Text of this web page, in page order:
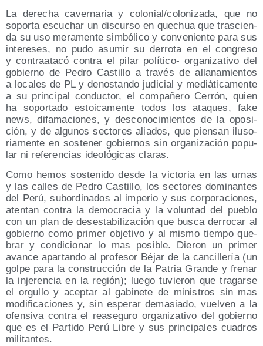
La dere­cha caver­na­ria y colonial/​colonizada, que no
sopor­ta escu­char un dis­cur­so en que­chua que tras­cien­
da su uso mera­men­te sim­bó­li­co y con­ve­nien­te para sus
intere­ses, no pudo asu­mir su derro­ta en el con­gre­so
y con­tra­ata­có con­tra el pilar polí­ti­co- orga­ni­za­ti­vo del
gobierno de Pedro Cas­ti­llo a tra­vés de alla­na­mien­tos
a loca­les de PL y denos­tan­do judi­cial y mediá­ti­ca­men­te
a su prin­ci­pal con­duc­tor, el com­pa­ñe­ro Cerrón, quien
ha sopor­ta­do estoi­ca­men­te todos los ata­ques, fake
news, difa­ma­cio­nes, y des­co­no­ci­mien­tos de la opo­si­
ción, y de algu­nos sec­to­res alia­dos, que pien­san ilu­so­
ria­men­te en sos­te­ner gobier­nos sin orga­ni­za­ción popu­
lar ni refe­ren­cias ideo­ló­gi­cas claras.
Como hemos sos­te­ni­do des­de la vic­to­ria en las urnas
y las calles de Pedro Cas­ti­llo, los sec­to­res domi­nan­tes
del Perú, subor­di­na­dos al impe­rio y sus cor­po­ra­cio­nes,
aten­tan con­tra la demo­cra­cia y la volun­tad del pue­blo
con un plan de des­es­ta­bi­li­za­ción que bus­ca derro­car al
gobierno como pri­mer obje­ti­vo y al mis­mo tiem­po que­
brar y con­di­cio­nar lo mas posi­ble. Die­ron un pri­mer
avan­ce apar­tan­do al pro­fe­sor Béjar de la can­ci­lle­ría (un
gol­pe para la cons­truc­ción de la Patria Gran­de y fre­nar
la inje­ren­cia en la región); lue­go tuvie­ron que tra­gar­se
el orgu­llo y acep­tar al gabi­ne­te de minis­tros sin mas
modi­fi­ca­cio­nes y, sin espe­rar dema­sia­do, vuel­ven a la
ofen­si­va con­tra el rease­gu­ro orga­ni­za­ti­vo del gobierno
que es el Par­ti­do Perú Libre y sus prin­ci­pa­les cua­dros
militantes.